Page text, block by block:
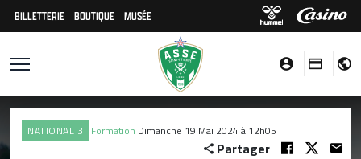
BILLETTERIE BOUTIQUE MUSÉE
NATIONAL 3 Formation Dimanche 19 Mai 2024 à 12h05
Partager